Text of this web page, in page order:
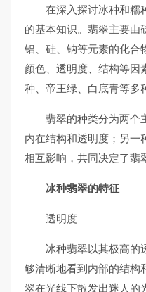
在深入探讨冰种和糯
的基本知识。翡翠主要由
铝、硅、钠等元素的化合
颜色、透明度、结构等因
种、帝王绿、白底青等多
翡翠的种类分为两个
内在结构和透明度；另一
相互影响，共同决定了翡
冰种翡翠的特征
透明度
冰种翡翠以其极高的
够清晰地看到内部的结构
翠在光线下散发出迷人的